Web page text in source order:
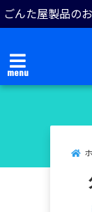
ごんた屋製品の
menu